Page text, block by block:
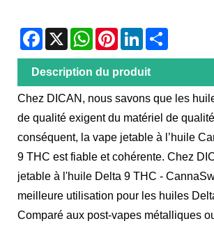
Facebook
X WhatsAppPinterestLinkedIn
Description du produit
Chez DICAN, nous savons que les
de qualité exigent du matériel de
conséquent, la vape jetable à l’huile
9 THC est fiable et cohérente. Chez
jetable à l'huile Delta 9 THC -
meilleure utilisation pour les huiles
Comparé aux post-vapes métalliques